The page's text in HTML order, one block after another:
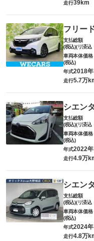
走行39km
フリー
支払総額
(税込)(リ済込
車両本体価格
(税込)
年式2018年
走行5.7万
シエンタ
支払総額
(税込)(リ済込
車両本体価格
(税込)
年式2022年
走行4.9万
シエンタ
支払総額
(税込)(リ済込
車両本体価格
(税込)
年式2024年
走行4.8万